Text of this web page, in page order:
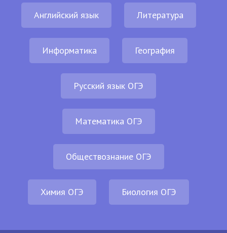
Английский язык Литература
Информатика География
Русский язык ОГЭ
Математика ОГЭ
Обществознание ОГЭ
Химия ОГЭ Биология ОГЭ